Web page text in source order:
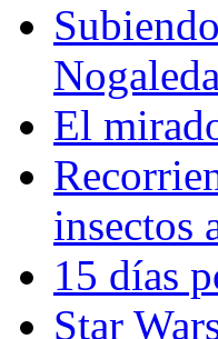
El
insectos
15 días
Star